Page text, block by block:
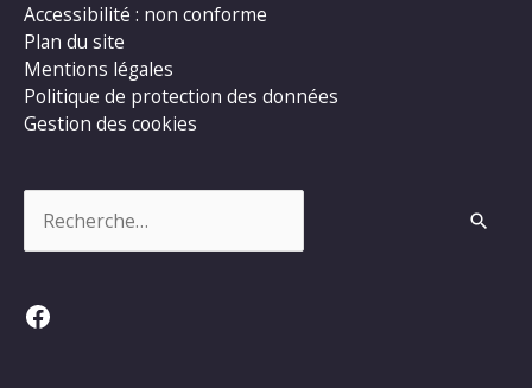
Accessibilité : non conforme
Plan du site
Mentions légales
Politique de protection des données
Gestion des cookies
Facebook